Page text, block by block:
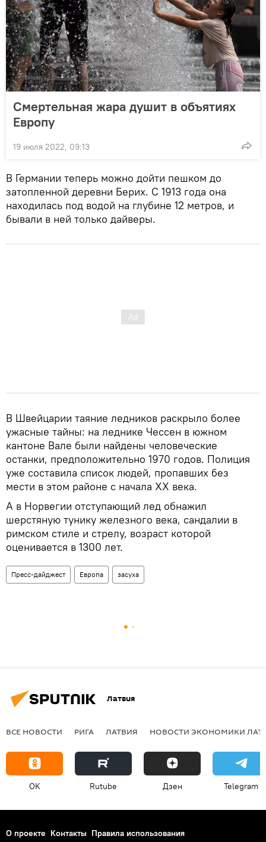
Смертельная жара душит в объятиях
Европу
19 июля 2022, 09:13
В Германии теперь можно дойти пешком до
затопленной деревни Берих. С 1913 года она
находилась под водой на глубине 12 метров, и
бывали в ней только дайверы.
В Швейцарии таяние ледников раскрыло более
ужасные тайны: на леднике Чессен в южном
кантоне Вале были найдены человеческие
останки, предположительно 1970 годов. Полиция
уже составила список людей, пропавших без
мести в этом районе с начала XX века.
А в Норвегии отступающий лед обнажил
шерстяную тунику железного века, сандалии в
римском стиле и стрелу, возраст которой
оценивается в 1300 лет.
Пресс-дайджест Европа засуха
Латвия
ВСЕ НОВОСТИ РИГА ЛАТВИЯ НОВОСТИ ЭКОНОМИКИ
OK Rutube Дзен Telegram
О проекте Контакты Правила использования